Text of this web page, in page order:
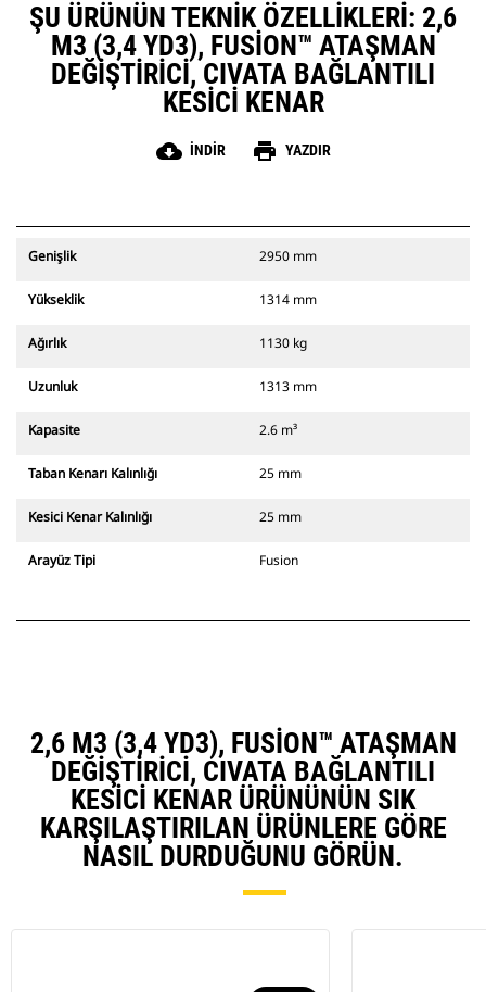
ŞU ÜRÜNÜN TEKNIK ÖZELLIKLERI: 2,6
M3 (3,4 YD3), FUSION™ ATAŞMAN
DEĞIŞTIRICI, CIVATA BAĞLANTILI
KESICI KENAR
cloud_download İNDIR print YAZDIR
Genişlik 2950 mm
Yükseklik 1314 mm
Ağırlık 1130 kg
Uzunluk 1313 mm
Kapasite 2.6 m³
Taban Kenarı Kalınlığı 25 mm
Kesici Kenar Kalınlığı 25 mm
Arayüz Tipi Fusion
2,6 M3 (3,4 YD3), FUSION™ ATAŞMAN
DEĞIŞTIRICI, CIVATA BAĞLANTILI
KESICI KENAR ÜRÜNÜNÜN SIK
KARŞILAŞTIRILAN ÜRÜNLERE GÖRE
NASIL DURDUĞUNU GÖRÜN.